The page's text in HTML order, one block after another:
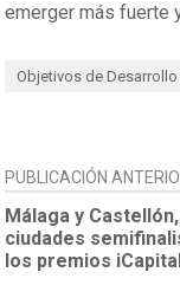
emerger más fuerte
Objetivos de
NAVEGACIÓN
DE
ENTRADAS
PUBLICACIÓN
Málaga y
ciudades
los premios